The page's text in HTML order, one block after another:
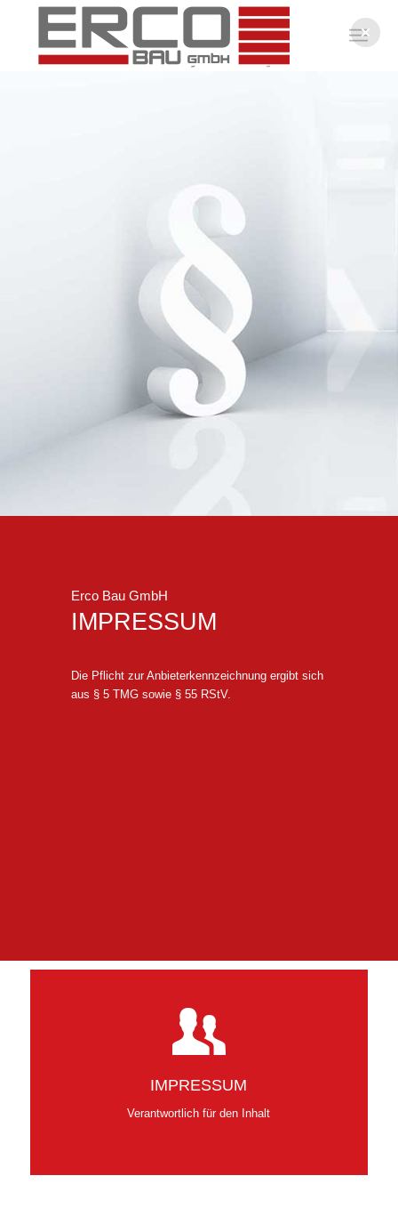
Erco Bau GmbH
IMPRESSUM
Die Pflicht zur Anbieterkennzeichnung ergibt sich
aus § 5 TMG sowie § 55 RStV.
IMPRESSUM
Verantwortlich für den Inhalt